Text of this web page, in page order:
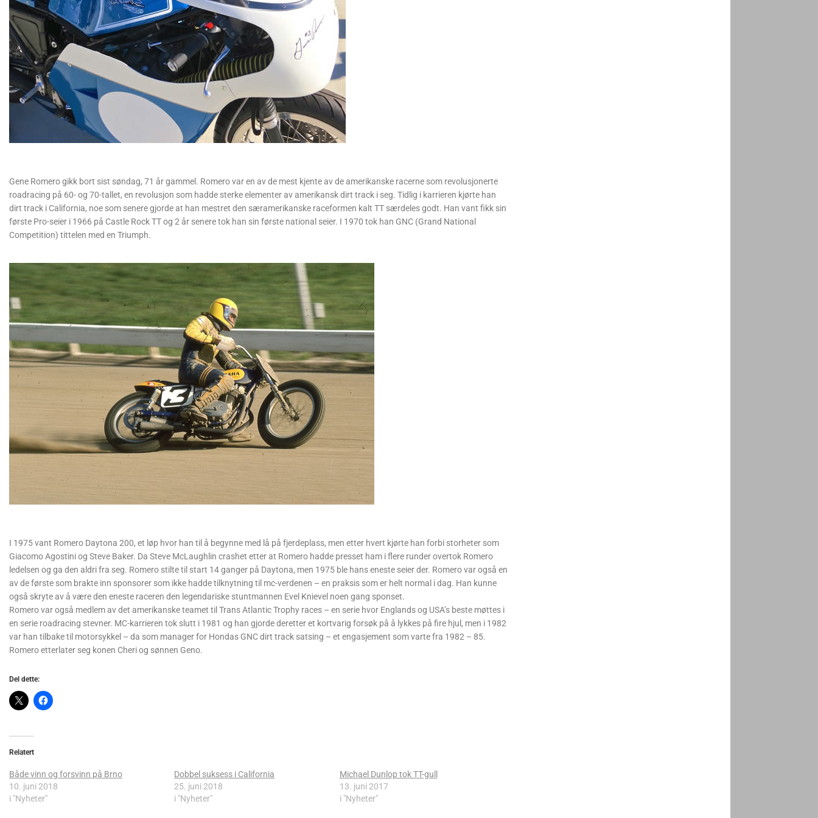
Gene Romero gikk bort sist søndag, 71 år gammel. Romero var en av de mest kjente av de amerikanske racerne som revolusjonerte
roadracing på 60- og 70-tallet, en revolusjon som hadde sterke elementer av amerikansk dirt track i seg. Tidlig i karrieren kjørte han
dirt track i California, noe som senere gjorde at han mestret den særamerikanske raceformen kalt TT særdeles godt. Han vant fikk sin
første Pro-seier i 1966 på Castle Rock TT og 2 år senere tok han sin første national seier. I 1970 tok han GNC (Grand National
Competition) tittelen med en Triumph.
I 1975 vant Romero Daytona 200, et løp hvor han til å begynne med lå på fjerdeplass, men etter hvert kjørte han forbi storheter som
Giacomo Agostini og Steve Baker. Da Steve McLaughlin crashet etter at Romero hadde presset ham i flere runder overtok Romero
ledelsen og ga den aldri fra seg. Romero stilte til start 14 ganger på Daytona, men 1975 ble hans eneste seier der. Romero var også en
av de første som brakte inn sponsorer som ikke hadde tilknytning til mc-verdenen – en praksis som er helt normal i dag. Han kunne
også skryte av å være den eneste raceren den legendariske stuntmannen Evel Knievel noen gang sponset.
Romero var også medlem av det amerikanske teamet til Trans Atlantic Trophy races – en serie hvor Englands og USA’s beste møttes i
en serie roadracing stevner. MC-karrieren tok slutt i 1981 og han gjorde deretter et kortvarig forsøk på å lykkes på fire hjul, men i 1982
var han tilbake til motorsykkel – da som manager for Hondas GNC dirt track satsing – et engasjement som varte fra 1982 – 85.
Romero etterlater seg konen Cheri og sønnen Geno.
Del dette:
Relatert
Både vinn og forsvinn på Brno
10. juni 2018
i "Nyheter"
Dobbel suksess i California
25. juni 2018
i "Nyheter"
Michael Dunlop tok TT-gull
13. juni 2017
i "Nyheter"